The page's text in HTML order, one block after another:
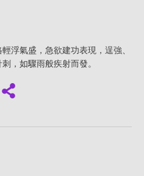
浮氣盛，急欲建功表現，逞強、
，如驟雨般疾射而發。